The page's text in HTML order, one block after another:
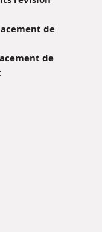
de
de